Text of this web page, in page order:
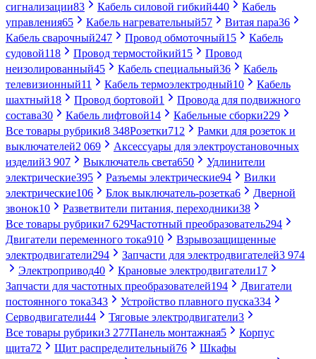
сигнализации83 Кабель силовой гибкий440
Кабель
управления65 Кабель нагревательный57 Витая пара36
Кабель сварочный247 Провод обмоточный15
Кабель
судовой118 Провод термостойкий15
Провод
неизолированный45 Кабель специальный36
Кабель
телевизионный11 Кабель термоэлектродный10
Кабель
шахтный18 Провод бортовой1
Провода для подвижного
состава30 Кабель лифтовой14 Кабельные сборки229
Все товары рубрики8 348Розетки712
Рамки для розеток и
выключателей2 069
Аксессуары для электроустановочных
изделий3 907 Выключатель света650
Удлинители
электрические395 Разъемы электрические94
Вилки
электрические106 Блок выключатель-розетка6
Дверной
звонок10 Разветвители питания, переходники38
Все товары рубрики7 629Частотный преобразователь294
Двигатели переменного тока910
Взрывозащищенные
электродвигатели294 Запчасти для электродвигателей3 974
Электропривод40 Крановые электродвигатели17
Запчасти для частотных преобразователей194
Двигатели
постоянного тока343 Устройство плавного пуска334
Серводвигатели44 Тяговые электродвигатели3
Все товары рубрики3 277Панель монтажная5
Корпус
щита72 Щит распределительный76
Шкафы